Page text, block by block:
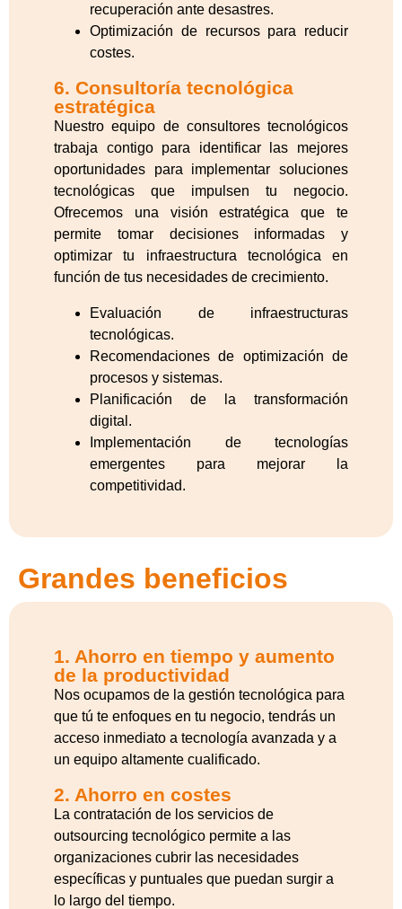
recuperación ante desastres.
Optimización de recursos para reducir
costes.
6. Consultoría tecnológica
estratégica
Nuestro equipo de consultores tecnológicos
trabaja contigo para identificar las mejores
oportunidades para implementar soluciones
tecnológicas que impulsen tu negocio.
Ofrecemos una visión estratégica que te
permite tomar decisiones informadas y
optimizar tu infraestructura tecnológica en
función de tus necesidades de crecimiento.
Evaluación de infraestructuras
tecnológicas.
Recomendaciones de optimización de
procesos y sistemas.
Planificación de la transformación
digital.
Implementación de tecnologías
emergentes para mejorar la
competitividad.
Grandes beneficios
1. Ahorro en tiempo y aumento
de la productividad
Nos ocupamos de la gestión tecnológica para
que tú te enfoques en tu negocio, tendrás un
acceso inmediato a tecnología avanzada y a
un equipo altamente cualificado.
2. Ahorro en costes
La contratación de los servicios de
outsourcing tecnológico permite a las
organizaciones cubrir las necesidades
específicas y puntuales que puedan surgir a
lo largo del tiempo.